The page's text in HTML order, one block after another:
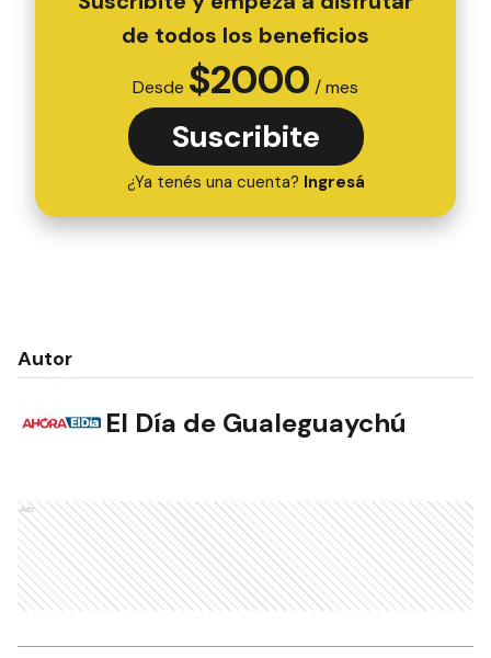
de todos los beneficios
Desde $2000 / mes
Suscribite
¿Ya tenés una cuenta? Ingresá
Autor
El Día de Gualeguaychú
Ads